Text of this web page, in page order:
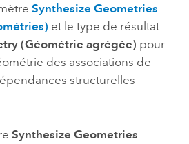
Synthesize Geometries
et le type de résultat
(Géométrie agrégée) pour
des associations de
structurelles
Synthesize Geometries